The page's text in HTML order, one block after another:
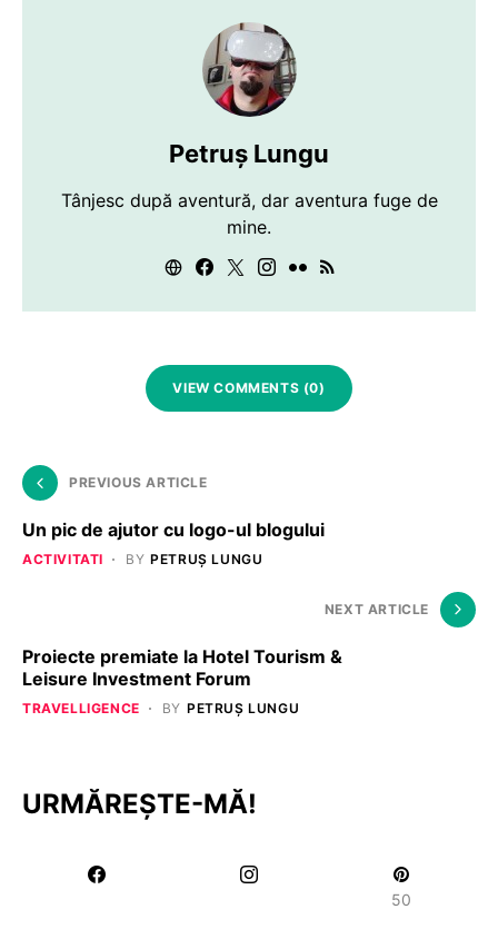
Petruș Lungu
Tânjesc după aventură, dar aventura fuge de
mine.
VIEW COMMENTS (0)
PREVIOUS ARTICLE
Un pic de ajutor cu logo-ul blogului
ACTIVITATI BY PETRUȘ LUNGU
NEXT ARTICLE
Proiecte premiate la Hotel Tourism &
Leisure Investment Forum
TRAVELLIGENCE BY PETRUȘ LUNGU
URMĂREȘTE-MĂ!
50